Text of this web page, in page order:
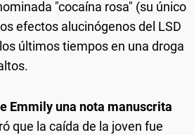
"cocaína rosa" (su único
efectos alucinógenos del LSD
últimos tiempos en una droga
Emmily una nota manuscrita
que la caída de la joven fue